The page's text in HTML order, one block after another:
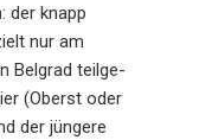
der knapp
nur am
Belgrad teilge­
(Oberst oder
der jüngere